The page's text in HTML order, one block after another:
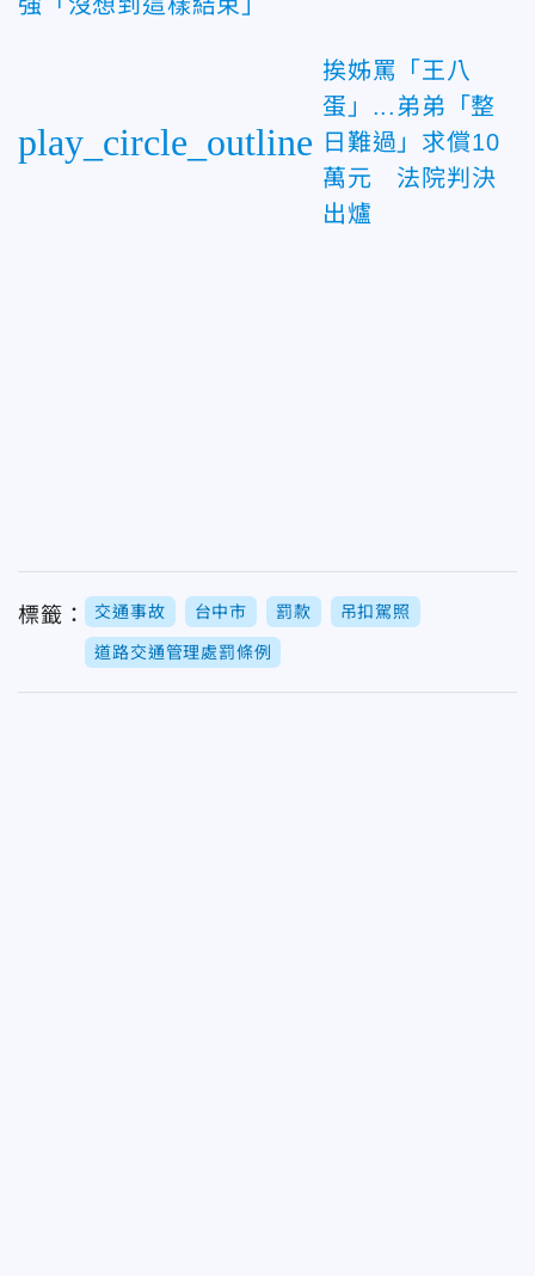
play_circle_outline
挨姊罵「王八
蛋」...弟弟「整
日難過」求償10
萬元 法院判決
出爐
標籤： 交通事故 台中市 罰款 吊扣駕照
道路交通管理處罰條例